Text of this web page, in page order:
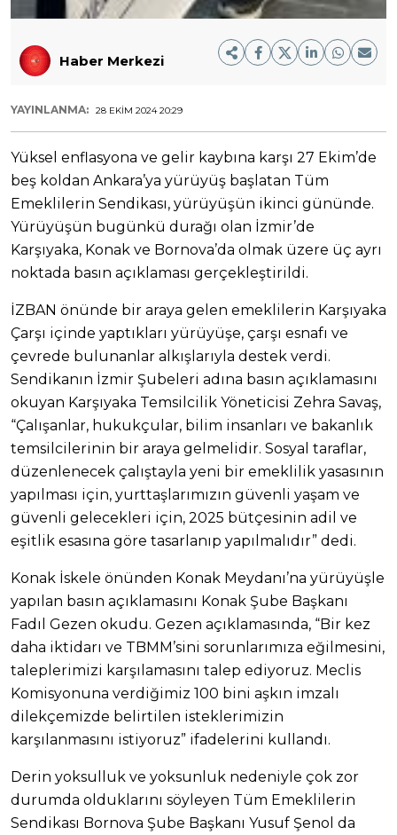
Haber Merkezi
YAYINLANMA: 28 EKIM 2024 20:29
Yüksel enflasyona ve gelir kaybına karşı 27 Ekim’de
beş koldan Ankara’ya yürüyüş başlatan Tüm
Emeklilerin Sendikası, yürüyüşün ikinci gününde.
Yürüyüşün bugünkü durağı olan İzmir’de
Karşıyaka, Konak ve Bornova’da olmak üzere üç ayrı
noktada basın açıklaması gerçekleştirildi.
İZBAN önünde bir araya gelen emeklilerin Karşıyaka
Çarşı içinde yaptıkları yürüyüşe, çarşı esnafı ve
çevrede bulunanlar alkışlarıyla destek verdi.
Sendikanın İzmir Şubeleri adına basın açıklamasını
okuyan Karşıyaka Temsilcilik Yöneticisi Zehra Savaş,
“Çalışanlar, hukukçular, bilim insanları ve bakanlık
temsilcilerinin bir araya gelmelidir. Sosyal taraflar,
düzenlenecek çalıştayla yeni bir emeklilik yasasının
yapılması için, yurttaşlarımızın güvenli yaşam ve
güvenli gelecekleri için, 2025 bütçesinin adil ve
eşitlik esasına göre tasarlanıp yapılmalıdır” dedi.
Konak İskele önünden Konak Meydanı’na yürüyüşle
yapılan basın açıklamasını Konak Şube Başkanı
Fadıl Gezen okudu. Gezen açıklamasında, “Bir kez
daha iktidarı ve TBMM’sini sorunlarımıza eğilmesini,
taleplerimizi karşılamasını talep ediyoruz. Meclis
Komisyonuna verdiğimiz 100 bini aşkın imzalı
dilekçemizde belirtilen isteklerimizin
karşılanmasını istiyoruz” ifadelerini kullandı.
Derin yoksulluk ve yoksunluk nedeniyle çok zor
durumda olduklarını söyleyen Tüm Emeklilerin
Sendikası Bornova Şube Başkanı Yusuf Şenol da